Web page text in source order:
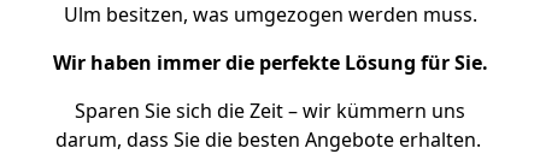
Ulm besitzen, was umgezogen werden muss.
Wir haben immer die perfekte Lösung für Sie.
Sparen Sie sich die Zeit – wir kümmern uns
darum, dass Sie die besten Angebote erhalten.